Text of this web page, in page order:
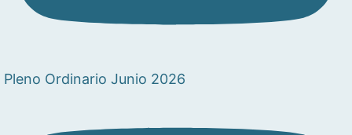
Pleno Ordinario Junio 2026